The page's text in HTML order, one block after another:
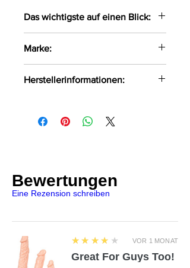
Das wichtigste auf einen Blick:
außergewöhnlichen Design
Gefertigt aus Netzmaterial
Das weiche Material passt sich
Szene
Größe:S/L
Farbe:rot
Nylon), 17% ROICA™ V550
(abbaubares Elasthan) by Ashai
Kasei
Marke:
Herstellerinformationen:
Ul. Siemońska 11
Bewertungen
Eine Rezension schreiben
VOR 1 MONAT
4
★★★★★
Great For Guys Too!